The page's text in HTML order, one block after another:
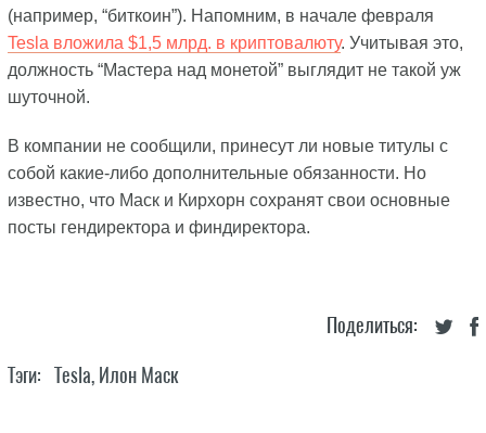
(например, “биткоин”). Напомним, в начале февраля
Tesla вложила $1,5 млрд. в криптовалюту. Учитывая это,
должность “Мастера над монетой” выглядит не такой уж
шуточной.
В компании не сообщили, принесут ли новые титулы с
собой какие-либо дополнительные обязанности. Но
известно, что Маск и Кирхорн сохранят свои основные
посты гендиректора и финдиректора.
Поделиться:
Тэги: Tesla, Илон Маск